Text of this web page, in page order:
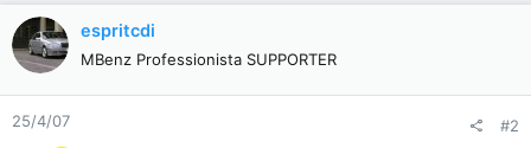
espritcdi
MBenz Professionista SUPPORTER
25/4/07 #2